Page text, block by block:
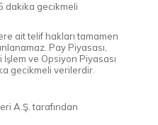
dakika gecikmeli
ait telif hakları tamamen
Pay Piyasası,
ve Opsiyon Piyasası
gecikmeli verilerdir.
A.Ş. tarafından